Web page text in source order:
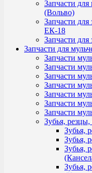
Запчасти
(Вольво)
Запчасти
ЕК-18
Запчасти
Запчасти для
Запчасти
Запчасти
Запчасти
Запчасти
Запчасти
Запчасти
Запчасти
Зубья,
Зубья,
Зубья,
Зубья,
Зубья,